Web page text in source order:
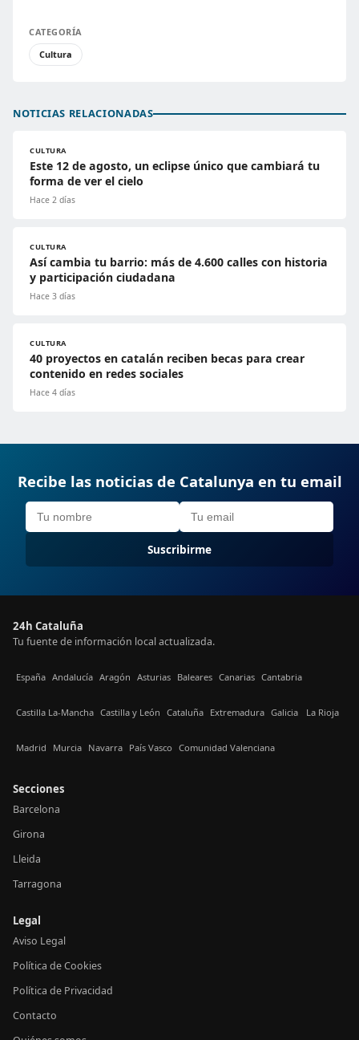
CATEGORÍA
Cultura
NOTICIAS RELACIONADAS
CULTURA
Este 12 de agosto, un eclipse único que cambiará tu
forma de ver el cielo
Hace 2 días
CULTURA
Así cambia tu barrio: más de 4.600 calles con historia
y participación ciudadana
Hace 3 días
CULTURA
40 proyectos en catalán reciben becas para crear
contenido en redes sociales
Hace 4 días
Recibe las noticias de Catalunya en tu email
Suscribirme
24h Cataluña
Tu fuente de información local actualizada.
España Andalucía Aragón Asturias Baleares Canarias Cantabria
Castilla La-Mancha Castilla y León Cataluña Extremadura Galicia La Rioja
Madrid Murcia Navarra País Vasco Comunidad Valenciana
Secciones
Barcelona
Girona
Lleida
Tarragona
Legal
Aviso Legal
Política de Cookies
Política de Privacidad
Contacto